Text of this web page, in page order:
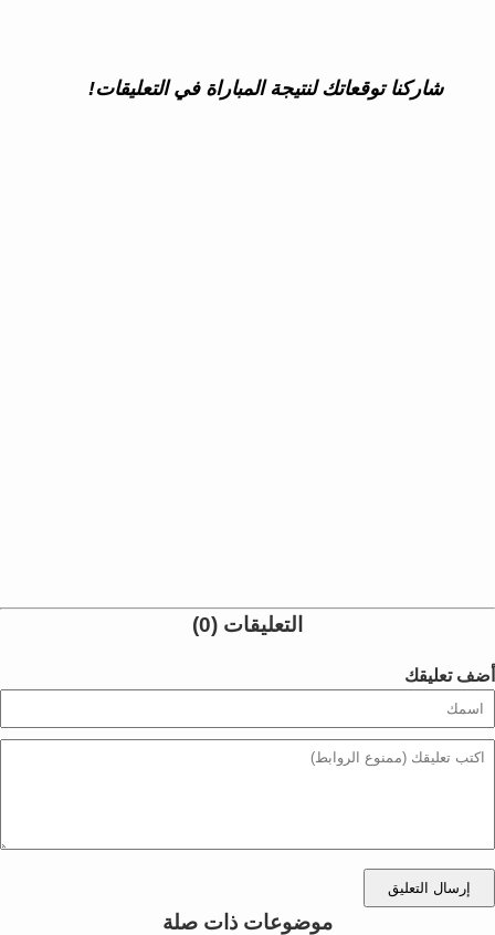
شاركنا توقعاتك لنتيجة المباراة في التعليقات!
التعليقات (0)
أضف تعليقك
إرسال التعليق
موضوعات ذات صلة